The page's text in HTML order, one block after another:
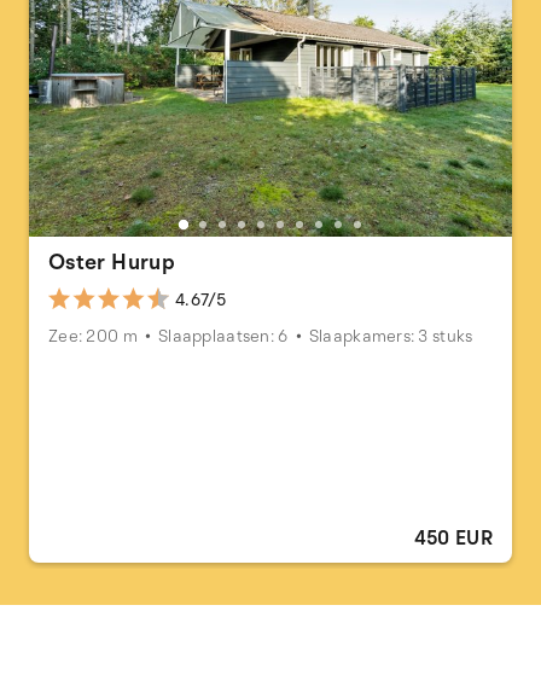
Oster Hurup
4.67/5
Zee: 200 m
Slaapplaatsen: 6 Slaapkamers: 3 stuks
450 EUR